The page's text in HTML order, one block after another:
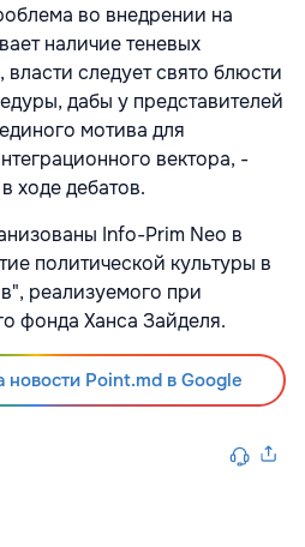
во внедрении на
наличие теневых
следует свято блюсти
дабы у представителей
мотива для
вектора, -
ходе дебатов.
Info-Prim Neo в
политической культуры в
реализуемого при
фонда Ханса Зайделя.
Point.md в Google